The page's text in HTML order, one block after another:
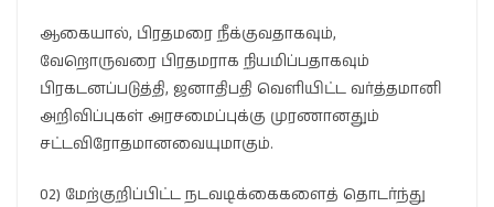
ஆகையால், பிரதமரை நீக்குவதாகவும்,
வேறொருவரை பிரதமராக நியமிப்பதாகவும்
பிரகடனப்படுத்தி, ஜனாதிபதி வெளியிட்ட வர்த்தமானி
அறிவிப்புகள் அரசமைப்புக்கு முரணானதும்
சட்டவிரோதமானவையுமாகும்.
02) மேற்குறிப்பிட்ட நடவடிக்கைகளைத் தொடர்ந்து